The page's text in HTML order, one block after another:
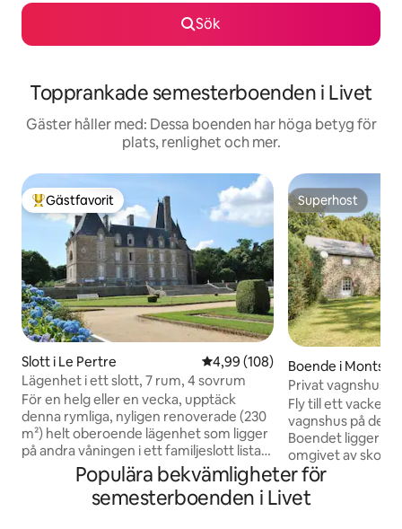
Sök
Topprankade semesterboenden i Livet
Gäster håller med: Dessa boenden har höga betyg för
plats, renlighet och mer.
Populär gästfavorit
Gästfavorit
Slott i Le Pertre 4,99 av 5 i genomsnittligt
4,99 (108)
Lägenhet i ett slott, 7 rum, 4 sovrum
För en helg eller en vecka, upptäck
denna rymliga, nyligen renoverade (230
m²) helt oberoende lägenhet som ligger
på andra våningen i ett familjeslott listat
som ett historiskt monument med en
fantastisk panoramautsikt. Klättra
uppför den vackra granittrappan som
Superhost
Superhost
Boende i
Privat vagnshus
slottsegendom
Fly till ett vackert
vagnshus på den
Boendet ligger
omgivet av
naturens fridfulla
genomtänkt
och vänner och
Populära bekvämligheter för
semesterboenden i Livet